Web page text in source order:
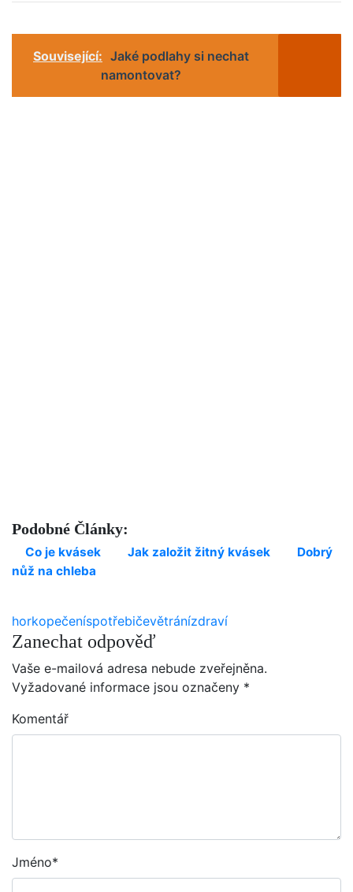
Související: Jaké podlahy si nechat
namontovat?
Podobné Články:
Co je kvásek Jak založit žitný kvásek
Dobrý
nůž na chleba
horkopečeníspotřebičevětránízdraví
Zanechat odpověď
Vaše e-mailová adresa nebude zveřejněna.
Vyžadované informace jsou označeny *
Komentář
Jméno*